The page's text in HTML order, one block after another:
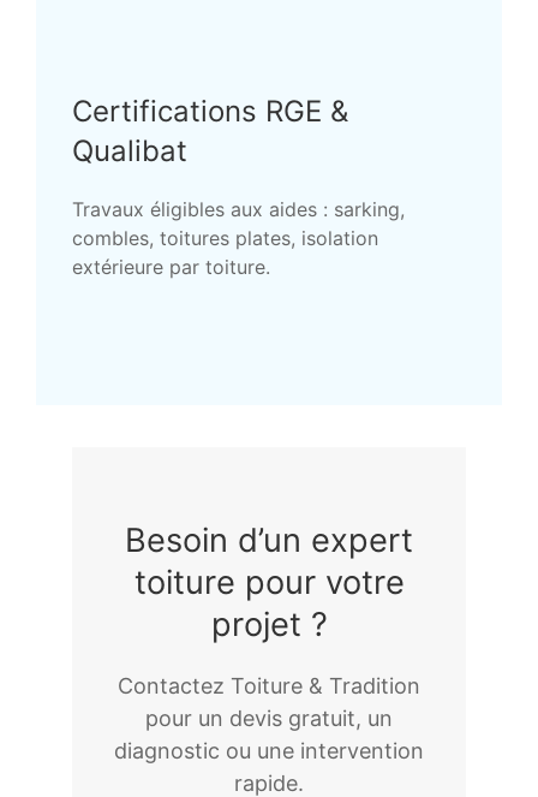
Certifications RGE &
Qualibat
Travaux éligibles aux aides : sarking,
combles, toitures plates, isolation
extérieure par toiture.
Besoin d’un expert
toiture pour votre
projet ?
Contactez Toiture & Tradition
pour un devis gratuit, un
diagnostic ou une intervention
rapide.